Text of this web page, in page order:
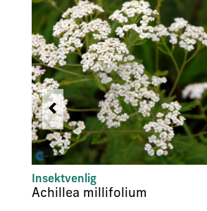
Insektvenlig
Achillea millifolium